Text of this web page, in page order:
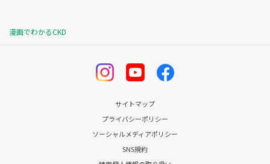
漫画でわかるCKD
サイトマップ
プライバシーポリシー
ソーシャルメディアポリシー
SNS規約